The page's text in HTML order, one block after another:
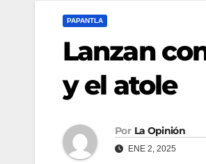
PAPANTLA
Lanzan
y el atole
Por La Opinión
ENE 2, 2025